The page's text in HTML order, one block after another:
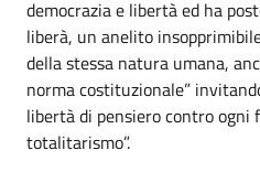
democrazia e libertà ed ha
liberà, un anelito
della stessa natura umana,
norma costituzionale”
libertà di pensiero contro ogni
totalitarismo”.